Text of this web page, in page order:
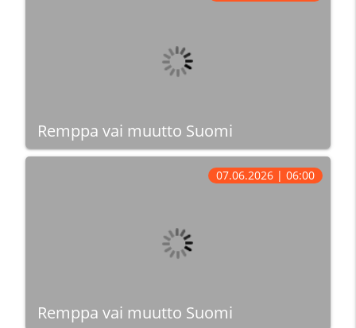
Remppa vai muutto Suomi
Remppa vai muutto Suomi
07.06.2026 | 06:00